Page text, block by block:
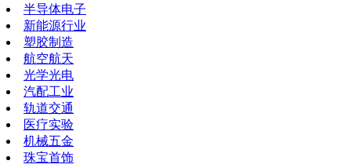
半导体电子
新能源行业
塑胶制造
航空航天
光学光电
汽配工业
轨道交通
医疗实验
机械五金
珠宝首饰